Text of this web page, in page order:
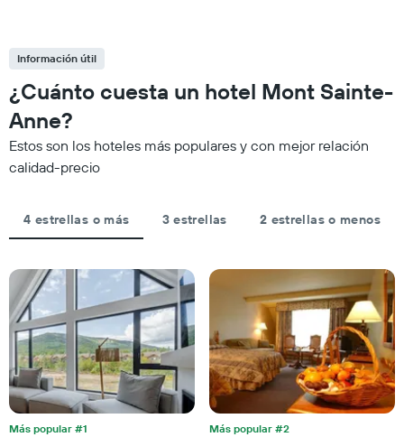
Información útil
¿Cuánto cuesta un hotel Mont Sainte-
Anne?
Estos son los hoteles más populares y con mejor relación
calidad-precio
4 estrellas o más 3 estrellas 2 estrellas o menos
Más popular #1 Más popular #2